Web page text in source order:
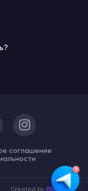
cоглашение
Created by BSK